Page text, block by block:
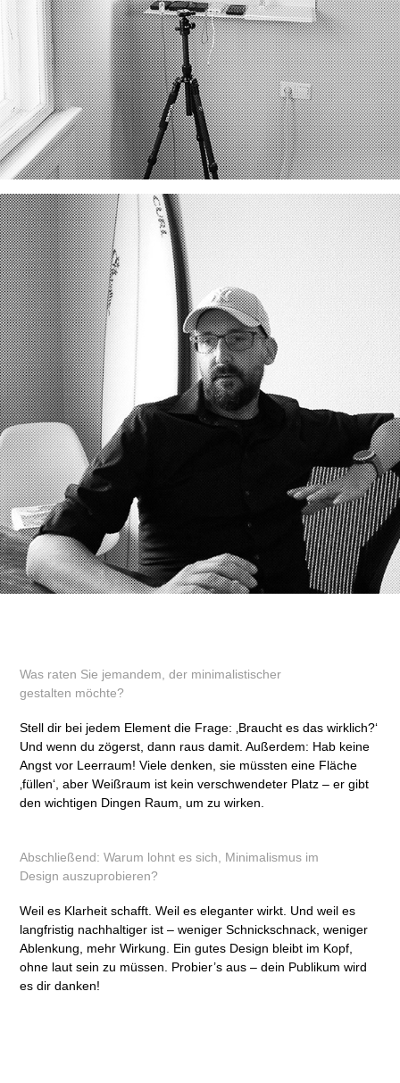
Was raten Sie jemandem, der minimalistischer
gestalten möchte?
Stell dir bei jedem Element die Frage: ‚Braucht es das wirklich?‘
Und wenn du zögerst, dann raus damit. Außerdem: Hab keine
Angst vor Leerraum! Viele denken, sie müssten eine Fläche
‚füllen‘, aber Weißraum ist kein verschwendeter Platz – er gibt
den wichtigen Dingen Raum, um zu wirken.​​​​
Abschließend: Warum lohnt es sich, Minimalismus im
Design auszuprobieren?
Weil es Klarheit schafft. Weil es eleganter wirkt. Und weil es
langfristig nachhaltiger ist – weniger Schnickschnack, weniger
Ablenkung, mehr Wirkung. Ein gutes Design bleibt im Kopf,
ohne laut sein zu müssen. Probier’s aus – dein Publikum wird
es dir danken!